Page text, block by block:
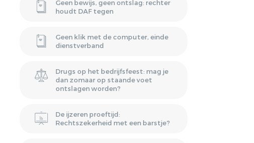
Geen bewijs, geen ontslag: rechter
houdt DAF tegen
Geen klik met de computer, einde
dienstverband
Drugs op het bedrijfsfeest: mag je
dan zomaar op staande voet
ontslagen worden?
De ijzeren proeftijd:
Rechtszekerheid met een barstje?